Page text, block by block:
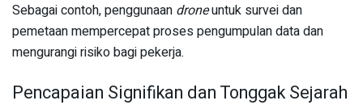
Sebagai contoh, penggunaan droneuntuk survei dan
pemetaan mempercepat proses pengumpulan data dan
mengurangi risiko bagi pekerja.
Pencapaian Signifikan dan Tonggak Sejarah